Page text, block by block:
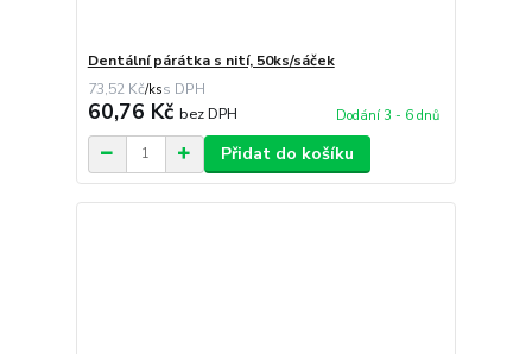
Dentální párátka s nití, 50ks/sáček
73,52 Kč/ks
60,76 Kč bez DPH Dodání 3 - 6 dnů
Přidat do košíku